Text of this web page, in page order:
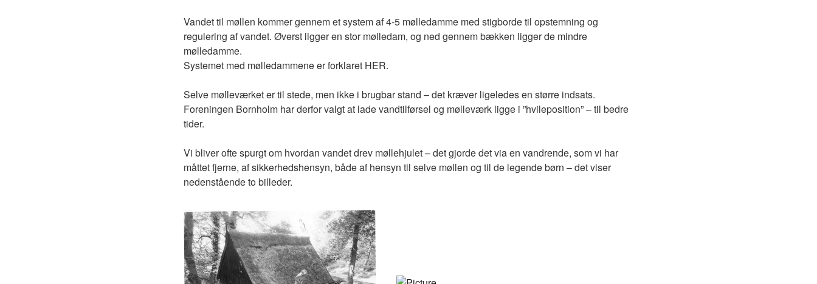
Vandet til møllen kommer gennem et system af 4-5 mølledamme med stigborde til opstemning og
regulering af vandet. Øverst ligger en stor mølledam, og ned gennem bækken ligger de mindre
mølledamme.
Systemet med mølledammene er forklaret HER.
Selve mølleværket er til stede, men ikke i brugbar stand – det kræver ligeledes en større indsats.
Foreningen Bornholm har derfor valgt at lade vandtilførsel og mølleværk ligge i ”hvileposition” – til bedre
tider.
Vi bliver ofte spurgt om hvordan vandet drev møllehjulet – det gjorde det via en vandrende, som vi har
måttet fjerne, af sikkerhedshensyn, både af hensyn til selve møllen og til de legende børn – det viser
nedenstående to billeder.